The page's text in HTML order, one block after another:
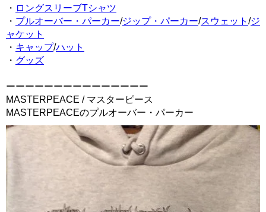
・ ロングスリーブTシャツ
・ プルオーバー・パーカー/ジップ・パーカー/スウェット /ジ
ャケット
・ キャップ/ハット
・ グッズ
ーーーーーーーーーーーーーーー
MASTERPEACE / マスターピース
MASTERPEACEのプルオーバー・パーカー